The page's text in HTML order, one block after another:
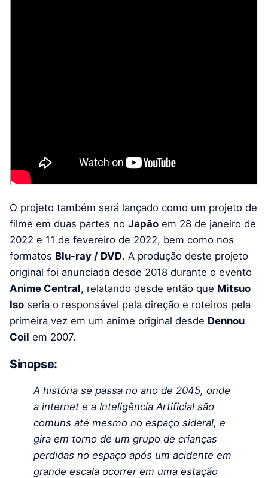
O projeto também será lançado como um projeto de
filme em duas partes no Japão em 28 de janeiro de
2022 e 11 de fevereiro de 2022, bem como nos
formatos Blu-ray / DVD. A produção deste projeto
original foi anunciada desde 2018 durante o evento
Anime Central, relatando desde então que Mitsuo
Iso seria o responsável pela direção e roteiros pela
primeira vez em um anime original desde Dennou
Coil em 2007.
Sinopse:
A história se passa no ano de 2045, onde
a internet e a Inteligência Artificial são
comuns até mesmo no espaço sideral, e
gira em torno de um grupo de crianças
perdidas no espaço após um acidente em
grande escala ocorrer em uma estação